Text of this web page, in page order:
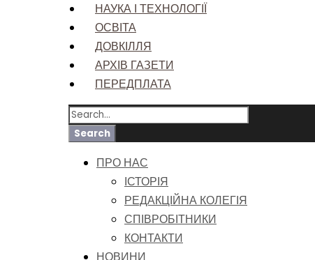
НАУКА І ТЕХНОЛОГІЇ
ОСВІТА
ДОВКІЛЛЯ
АРХІВ ГАЗЕТИ
ПЕРЕДПЛАТА
ПРО НАС
ІСТОРІЯ
РЕДАКЦІЙНА КОЛЕГІЯ
СПІВРОБІТНИКИ
КОНТАКТИ